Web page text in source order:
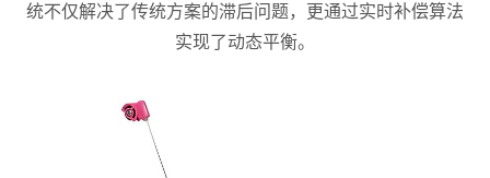
统不仅解决了传统方案的滞后问题，更通过实时补偿算法
实现了动态平衡。